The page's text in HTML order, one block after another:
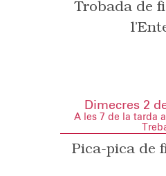
Trobada de
Dimecres 2
A les 7 de la tarda
Pica-pica de